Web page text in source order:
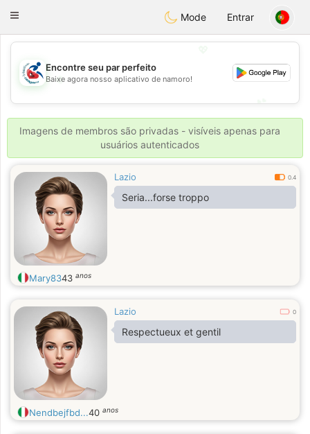
Handi Space
Toggle
Mode Entrar
💖
💕
Encontre seu par perfeito
Baixe agora nosso aplicativo de namoro!
Imagens de membros são privadas - visíveis apenas para
usuários autenticados
Lazio 0.4
Seria...forse troppo
Mary8343 anos
Lazio 0
Respectueux et gentil
Nendbejfbd...40 anos